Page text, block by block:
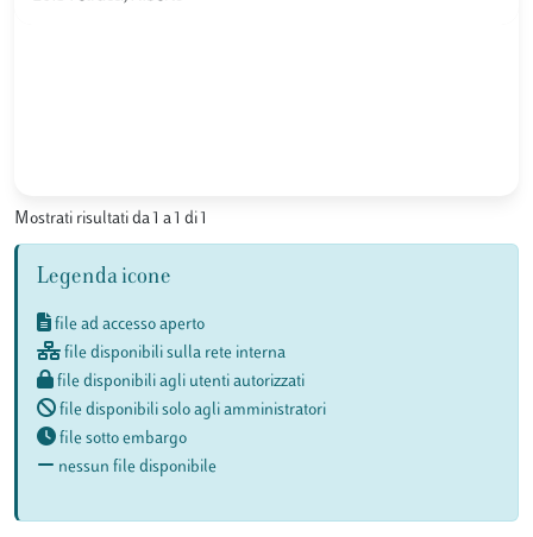
Mostrati risultati da 1 a 1 di 1
Legenda icone
file ad accesso aperto
file disponibili sulla rete interna
file disponibili agli utenti autorizzati
file disponibili solo agli amministratori
file sotto embargo
nessun file disponibile